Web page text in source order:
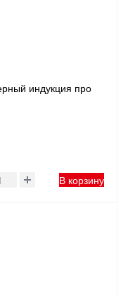
индукция про
В корзину